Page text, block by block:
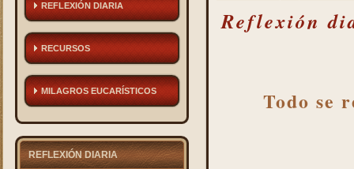
REFLEXIÓN DIARIA
RECURSOS
MILAGROS EUCARÍSTICOS
REFLEXIÓN DIARIA
Reflexión
Todo se